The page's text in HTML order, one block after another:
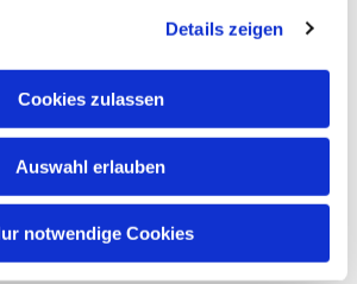
Details zeigen
Cookies zulassen
Auswahl erlauben
notwendige Cookies
& Trauung